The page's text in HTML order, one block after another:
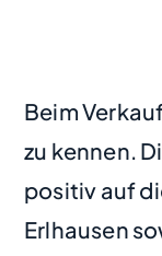
Beim
zu kennen.
positiv auf
Erlhausen